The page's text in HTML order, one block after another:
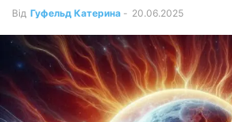
Від Гуфельд Катерина - 20.06.2025